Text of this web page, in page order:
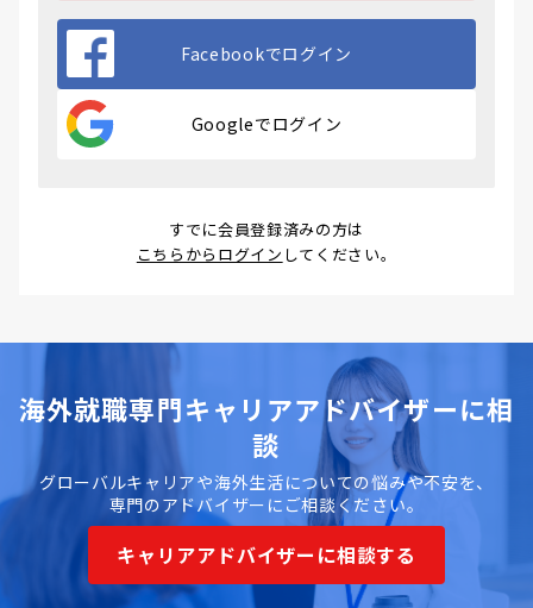
Facebookでログイン
Googleでログイン
すでに会員登録済みの方は
こちらからログイン してください。
海外就職専門キャリアアドバイザーに相
談
グローバルキャリアや海外生活についての悩みや不安を、
専門のアドバイザーにご相談ください。
キャリアアドバイザーに相談する